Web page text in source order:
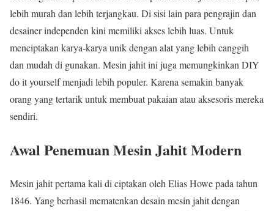
lebih murah dan lebih terjangkau. Di sisi lain para pengrajin dan
desainer independen kini memiliki akses lebih luas. Untuk
menciptakan karya-karya unik dengan alat yang lebih canggih
dan mudah di gunakan. Mesin jahit ini juga memungkinkan DIY
do it yourself menjadi lebih populer. Karena semakin banyak
orang yang tertarik untuk membuat pakaian atau aksesoris mereka
sendiri.
Awal Penemuan Mesin Jahit Modern
Mesin jahit pertama kali di ciptakan oleh Elias Howe pada tahun
1846. Yang berhasil mematenkan desain mesin jahit dengan